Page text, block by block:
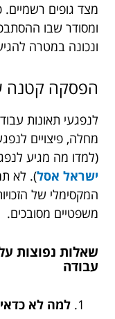
מצד גופים רשמיים.
ומסודר שבו
ונכונה במטרה
הפסקה קטנה
לנפגעי תאונות
מחלה, פיצויים
(למדו מה מגיע
ישראל אסל). לא
המקסימלי של
משפטיים מסובכים.
שאלות נפוצות
עבודה
למה לא